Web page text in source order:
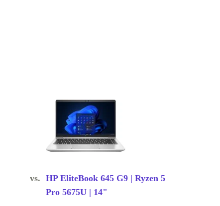
vs. HP EliteBook 645 G9 | Ryzen 5
Pro 5675U | 14"